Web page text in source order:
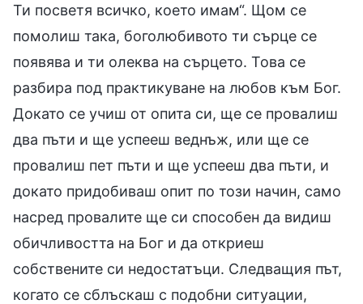
Ти посветя всичко, което имам“. Щом се
помолиш така, боголюбивото ти сърце се
появява и ти олеква на сърцето. Това се
разбира под практикуване на любов към Бог.
Докато се учиш от опита си, ще се провалиш
два пъти и ще успееш веднъж, или ще се
провалиш пет пъти и ще успееш два пъти, и
докато придобиваш опит по този начин, само
насред провалите ще си способен да видиш
обичливостта на Бог и да откриеш
собствените си недостатъци. Следващия път,
когато се сблъскаш с подобни ситуации,